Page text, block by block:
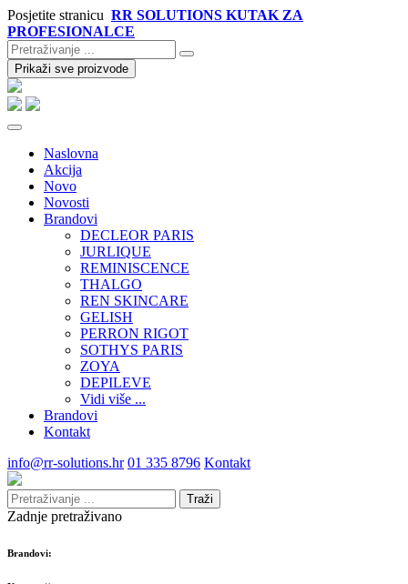
Posjetite stranicu RR SOLUTIONS KUTAK ZA
PROFESIONALCE
Prikaži sve proizvode
Naslovna
Akcija
Novo
Novosti
Brandovi
DECLEOR PARIS
JURLIQUE
REMINISCENCE
THALGO
REN SKINCARE
GELISH
PERRON RIGOT
SOTHYS PARIS
ZOYA
DEPILEVE
Vidi više ...
Brandovi
Kontakt
info@rr-solutions.hr 01 335 8796 Kontakt
Traži
Zadnje pretraživano
Brandovi: